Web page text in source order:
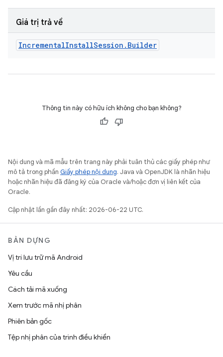
Giá trị trả về
IncrementalInstallSession . Builder
Thông tin này có hữu ích không cho bạn không?
Nội dung và mã mẫu trên trang này phải tuân thủ các giấy phép như
mô tả trong phần Giấy phép nội dung. Java và OpenJDK là nhãn hiệu
hoặc nhãn hiệu đã đăng ký của Oracle và/hoặc đơn vị liên kết của
Oracle.
Cập nhật lần gần đây nhất: 2026-06-22 UTC.
BẢN DỰNG
Vị trí lưu trữ mã Android
Yêu cầu
Cách tải mã xuống
Xem trước mã nhị phân
Phiên bản gốc
Tệp nhị phân của trình điều khiển